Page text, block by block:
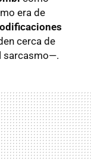
era de
cerca de
sarcasmo—.